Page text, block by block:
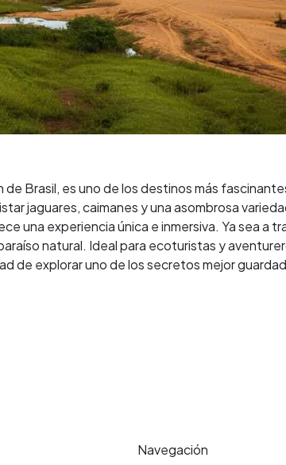
Brasil, es uno de los destinos más
jaguares, caimanes y una asombrosa
una experiencia única e inmersiva. Ya sea
natural. Ideal para ecoturistas y
de explorar uno de los secretos mejor
Navegación